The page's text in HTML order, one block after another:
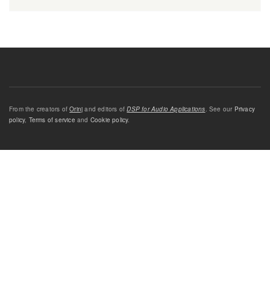
From the creators ofOrinj and editors ofDSP for Audio Applications . See our Privacy
policy, Terms of service and Cookie policy.